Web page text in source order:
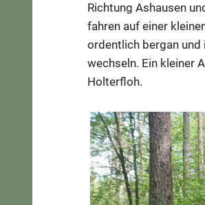
Richtung Ashausen
fahren auf einer
ordentlich bergan und
wechseln. Ein kleiner
Holterfloh.